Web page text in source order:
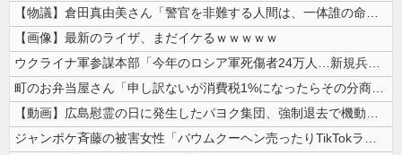
【物議】倉田真由美さん「警官を非難する人間は、一体誰の命を守りたいのか...
【画像】最新のライザ、まだイケるｗｗｗｗｗ
ウクライナ軍参謀本部「今年のロシア軍死傷者24万人…新規兵力の募集規模...
町のお弁当屋さん「申し訳ないが消費税1%になったらその分商品代を値上げ...
【動画】広島慰霊の日に発生したパヨク集団、強制退去で機動隊により無事排...
ジャンポケ斉藤の被害女性「バウムクーヘン売ったりTikTokライブして...